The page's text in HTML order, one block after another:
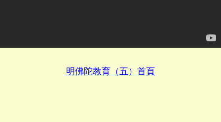
明佛陀教育（五）首頁